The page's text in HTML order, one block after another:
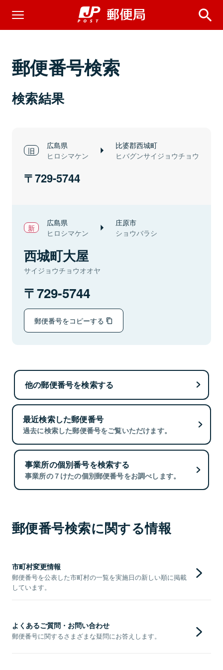
郵便番号検索
検索結果
広島県
ヒロシマケン
比婆郡西城町
ヒバグンサイジョウチョウ
729-5744
広島県
ヒロシマケン
庄原市
ショウバラシ
西城町大屋
サイジョウチョウオオヤ
729-5744
郵便番号をコピーする
他の郵便番号を検索する
最近検索した郵便番号
過去に検索した郵便番号をご覧いただけます。
事業所の個別番号を検索する
事業所の７けたの個別郵便番号をお調べします。
郵便番号検索に関する情報
市町村変更情報
郵便番号を公表した市町村の一覧を実施日の新しい順に掲載
しています。
よくあるご質問・お問い合わせ
郵便番号に関するさまざまな疑問にお答えします。